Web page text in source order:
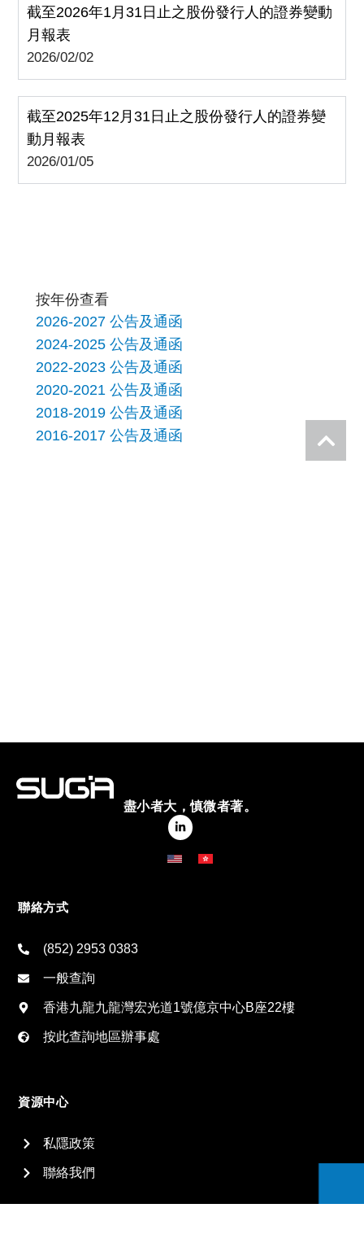
截至2026年1月31日止之股份發行人的證券變動
月報表
2026/02/02
截至2025年12月31日止之股份發行人的證券變
動月報表
2026/01/05
按年份查看
2026-2027 公告及通函
2024-2025 公告及通函
2022-2023 公告及通函
2020-2021 公告及通函
2018-2019 公告及通函
2016-2017 公告及通函
盡小者大，慎微者著。
聯絡方式
(852) 2953 0383
一般查詢
香港九龍九龍灣宏光道1號億京中心B座22樓
按此查詢地區辦事處
資源中心
私隱政策
聯絡我們